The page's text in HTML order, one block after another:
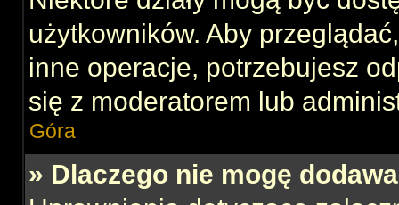
użytkowników. Aby
inne operacje, potrzebujesz
się z moderatorem lub
Góra
» Dlaczego nie mogę